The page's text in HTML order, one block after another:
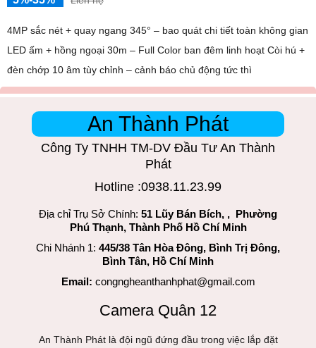
4MP sắc nét + quay ngang 345° – bao quát chi tiết toàn không gian
LED ấm + hồng ngoại 30m – Full Color ban đêm linh hoạt Còi hú +
đèn chớp 10 âm tùy chỉnh – cảnh báo chủ động tức thì
An Thành Phát
Công Ty TNHH TM-DV Đầu Tư An Thành
Phát
Hotline :0938.11.23.99
Địa chỉ Trụ Sở Chính: 51 Lũy Bán Bích, , Phường
Phú Thạnh, Thành Phố Hồ Chí Minh
Chi Nhánh 1: 445/38 Tân Hòa Đông, Bình Trị Đông,
Bình Tân, Hồ Chí Minh
Email: congngheanthanhphat@gmail.com
Camera Quân 12
An Thành Phát là đội ngũ đứng đầu trong việc lắp đặt